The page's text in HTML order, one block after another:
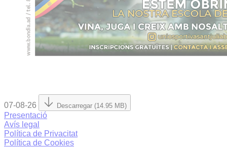
07-08-26 Descarregar (14.95 MB)
Presentació
Avís legal
Política de Privacitat
Política de Cookies